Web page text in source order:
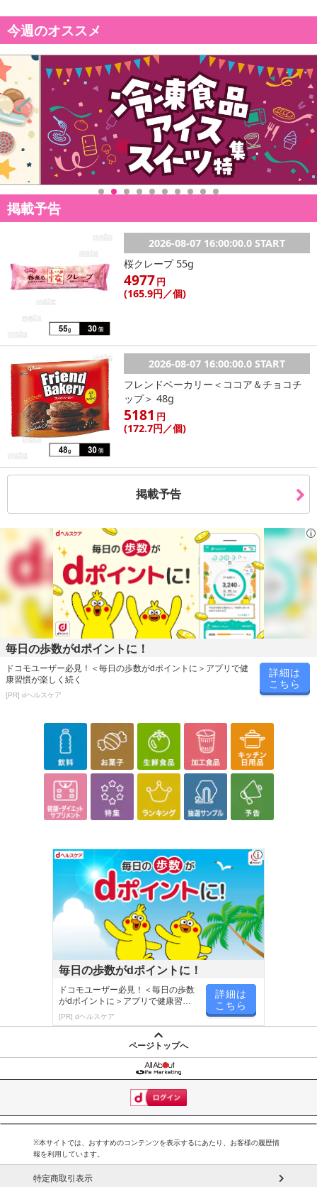
今週のオススメ
掲載予告
2026-08-07 16:00:00.0 START
桜クレープ 55g
4977円
(165.9円 ／個)
2026-08-07 16:00:00.0 START
フレンドベーカリー＜ココア＆チョコチ
ップ＞ 48g
5181 円
(172.7円／個)
掲載予告
毎日の歩数がdポイントに！
ドコモユーザー必見！＜毎日の歩数がdポイントに＞アプリで健
康習慣が楽しく続く
[PR] dヘルスケア
詳細は
こちら
毎日の歩数がdポイントに！
ドコモユーザー必見！＜毎日の歩数
がdポイントに＞アプリで健康習慣
が楽しく続く
[PR] dヘルスケア
詳細は
こちら
ページトップへ
※本サイトでは、おすすめのコンテンツを表示するにあたり、お客様の履歴情
報を利用しています。
特定商取引表示